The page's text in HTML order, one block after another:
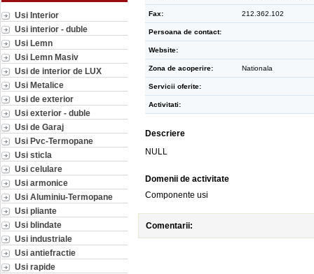
Usi Interior
Usi interior - duble
Usi Lemn
Usi Lemn Masiv
Usi de interior de LUX
Usi Metalice
Usi de exterior
Usi exterior - duble
Usi de Garaj
Usi Pvc-Termopane
Usi sticla
Usi celulare
Usi armonice
Usi Aluminiu-Termopane
Usi pliante
Usi blindate
Usi industriale
Usi antiefractie
Usi rapide
Fax: 212.362.102
Persoana de contact:
Website:
Zona de acoperire: Nationala
Servicii oferite:
Activitati:
Descriere
NULL
Domenii de activitate
Componente usi
Comentarii: